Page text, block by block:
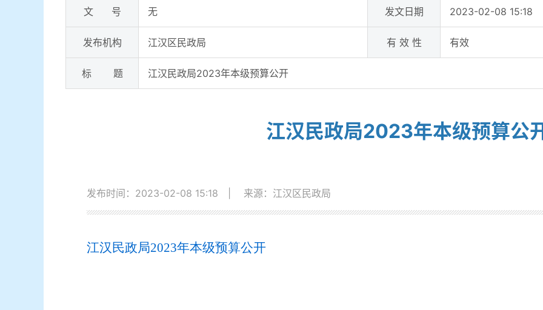
文 号 无 发文日期 2023-02-08 15:18
发布机构 江汉区民政局 有 效 性 有效
标 题 江汉民政局2023年本级预算公开
江汉民政局2023年本级预算公
发布时间：2023-02-08 15:18 来源：江汉区民政局
江汉民政局2023年本级预算公开